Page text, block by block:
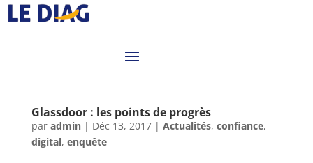
Glassdoor : les points de progrès
par admin| Déc 13, 2017| Actualités, confiance,
digital, enquête